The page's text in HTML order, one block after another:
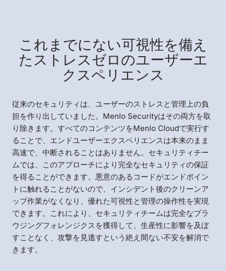
これまでにない可視性を備え
たストレスゼロのユーザーエ
クスペリエンス
従来のセキュリティは、ユーザーのストレスと管理上の負
担を作り出していました。Menlo Securityはその両方を取
り除きます。すべてのコンテンツをMenlo Cloudで実行す
ることで、エンドユーザーエクスペリエンスは本来のまま
高速で、中断されることはありません。セキュリティチー
ムでは、このアプローチにより完全なセキュリティの保証
を得ることができます。悪意のあるコードがエンドポイン
トに触れることがないので、インシデント後のクリーンア
ップ作業がなくなり、優れた可視性と管理の操作性を実現
できます。これにより、セキュリティチームは完全なブラ
ウジングフォレンジクスを獲得して、生産性に影響を及ぼ
すことなく、攻撃を見逃すという絶え間ない不安を解消で
きます。